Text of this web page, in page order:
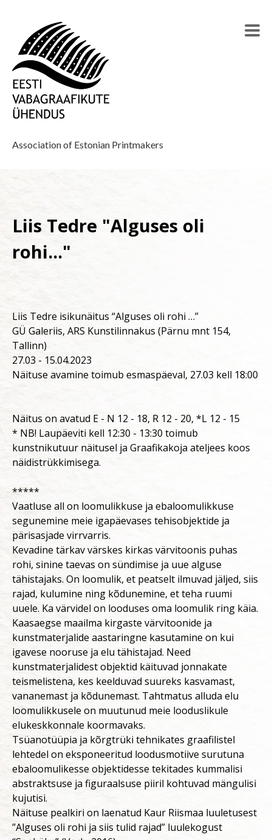
Association of Estonian Printmakers
Liis Tedre "Alguses oli
rohi..."
Liis Tedre isikunäitus “Alguses oli rohi …”
GÜ Galeriis, ARS Kunstilinnakus (Pärnu mnt 154,
Tallinn)
27.03 - 15.04.2023
Näituse avamine toimub esmaspäeval, 27.03 kell 18:00
Näitus on avatud E - N 12 - 18, R 12 - 20, *L 12 - 15
* NB! Laupäeviti kell 12:30 - 13:30 toimub
kunstnikutuur näitusel ja Graafikakoja ateljees koos
näidistrükkimisega.
*****
Vaatluse all on loomulikkuse ja ebaloomulikkuse
segunemine meie igapäevases tehisobjektide ja
pärisasjade virrvarris.
Kevadine tärkav värskes kirkas värvitoonis puhas
rohi, sinine taevas on sündimise ja uue alguse
tähistajaks. On loomulik, et peatselt ilmuvad jäljed, siis
rajad, kulumine ning kõdunemine, et teha ruumi
uuele. Ka värvidel on looduses oma loomulik ring käia.
Kaasaegse maailma kirgaste värvitoonide ja
kunstmaterjalide aastaringne kasutamine on kui
igavese nooruse ja elu tähistajad. Need
kunstmaterjalidest objektid käituvad jonnakate
teismelistena, kes keelduvad suureks kasvamast,
vananemast ja kõdunemast. Tahtmatus alluda elu
loomulikkusele on muutunud meie looduslikule
elukeskkonnale koormavaks.
Tsüanotüüpia ja kõrgtrüki tehnikates graafilistel
lehtedel on eksponeeritud loodusmotiive surutuna
ebaloomulikesse objektidesse tekitades kummalisi
abstraktsuse ja figuraalsuse piiril kohtuvad mängulisi
kujutisi.
Näituse pealkiri on laenatud Kaur Riismaa luuletusest
”Alguses oli rohi ja siis tulid rajad” luulekogust